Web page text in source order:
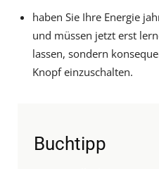
haben Sie Ihre Energie
und müssen jetzt erst
lassen, sondern
Knopf einzuschalten.
Buchtipp